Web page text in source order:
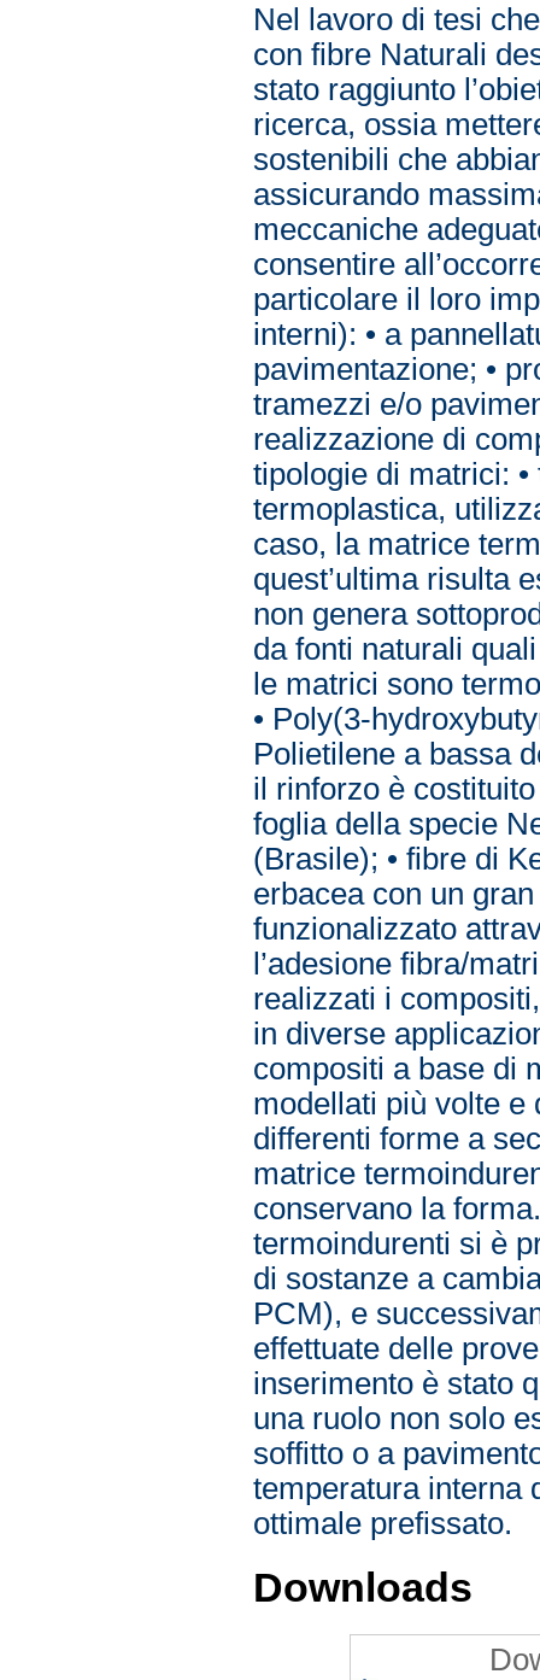
Nel lavoro di tesi
con fibre Naturali
stato raggiunto
ricerca, ossia
sostenibili che
assicurando
meccaniche
consentire
particolare il loro
interni): • a
pavimentazione; •
tramezzi e/o
realizzazione di
tipologie di matrici:
termoplastica,
caso, la matrice
quest’ultima risulta
non genera
da fonti naturali
le matrici sono
• Poly(3-
Polietilene a bassa
il rinforzo è
foglia della specie
(Brasile); • fibre di
erbacea con un
funzionalizzato
l’adesione fibra/
realizzati i
in diverse
compositi a base di
modellati più volte e
differenti forme a
matrice
conservano la
termoindurenti si è
di sostanze a
PCM), e
effettuate delle
inserimento è stato
una ruolo non solo
soffitto o a
temperatura interna
ottimale prefissato.
Downloads